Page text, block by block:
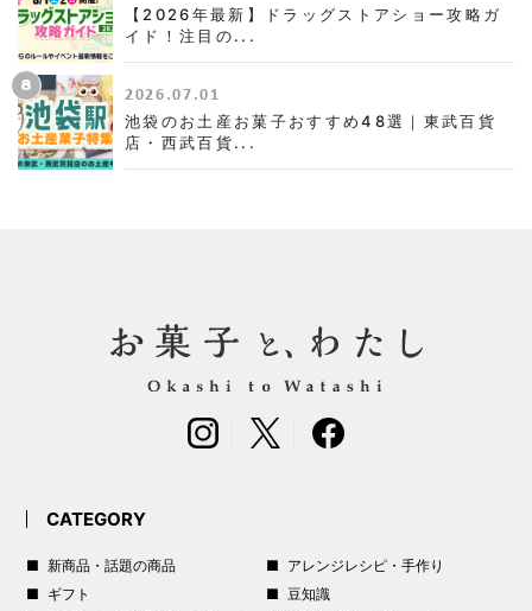
【2026年最新】ドラッグストアショー攻略ガ
イド！注目の...
8 2026.07.01
池袋のお土産お菓子おすすめ48選｜東武百貨
店・西武百貨...
CATEGORY
新商品・話題の商品
アレンジレシピ・手作り
ギフト
豆知識